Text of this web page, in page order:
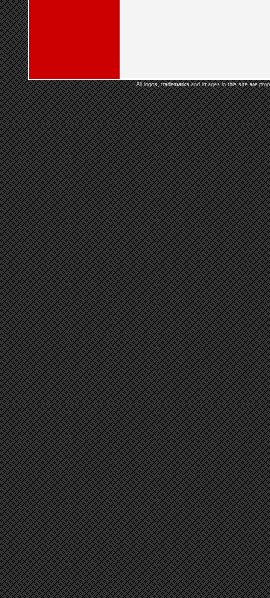
All logos, trademarks and images in this site are